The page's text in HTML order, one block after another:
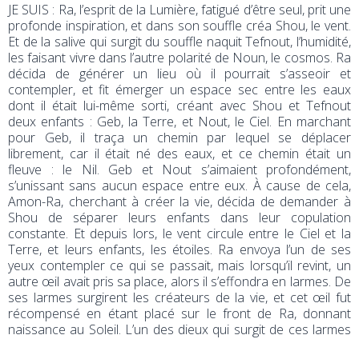
JE SUIS : Ra, l’esprit de la Lumière, fatigué d’être seul, prit une
profonde inspiration, et dans son souffle créa Shou, le vent.
Et de la salive qui surgit du souffle naquit Tefnout, l’humidité,
les faisant vivre dans l’autre polarité de Noun, le cosmos. Ra
décida de générer un lieu où il pourrait s’asseoir et
contempler, et fit émerger un espace sec entre les eaux
dont il était lui-même sorti, créant avec Shou et Tefnout
deux enfants : Geb, la Terre, et Nout, le Ciel. En marchant
pour Geb, il traça un chemin par lequel se déplacer
librement, car il était né des eaux, et ce chemin était un
fleuve : le Nil. Geb et Nout s’aimaient profondément,
s’unissant sans aucun espace entre eux. À cause de cela,
Amon-Ra, cherchant à créer la vie, décida de demander à
Shou de séparer leurs enfants dans leur copulation
constante. Et depuis lors, le vent circule entre le Ciel et la
Terre, et leurs enfants, les étoiles. Ra envoya l’un de ses
yeux contempler ce qui se passait, mais lorsqu’il revint, un
autre œil avait pris sa place, alors il s’effondra en larmes. De
ses larmes surgirent les créateurs de la vie, et cet œil fut
récompensé en étant placé sur le front de Ra, donnant
naissance au Soleil. L’un des dieux qui surgit de ces larmes